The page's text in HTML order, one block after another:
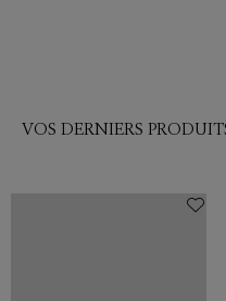
VOS DERNIERS